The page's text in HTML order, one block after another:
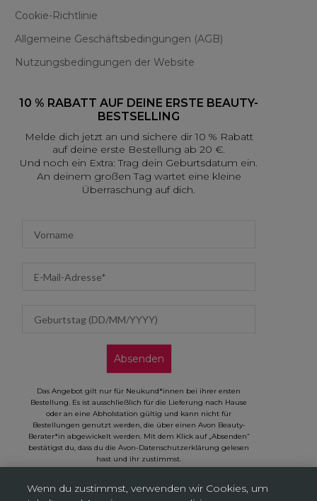
Cookie-Richtlinie
Allgemeine Geschäftsbedingungen (AGB)
Nutzungsbedingungen der Website
10 % RABATT AUF DEINE ERSTE BEAUTY-
BESTSELLING
Melde dich jetzt an und sichere dir 10 % Rabatt
auf deine erste Bestellung ab 20 €.
Und noch ein Extra: Trag dein Geburtsdatum ein.
An deinem großen Tag wartet eine kleine
Überraschung auf dich.
Absenden
Das Angebot gilt nur für Neukund*innen bei ihrer ersten
Bestellung. Es ist ausschließlich für die Lieferung nach Hause
oder an eine Abholstation gültig und kann nicht für
Bestellungen genutzt werden, die über einen Avon Beauty-
Berater*in abgewickelt werden. Mit dem Klick auf „Absenden“
bestätigst du, dass du die Avon-Datenschutzerklärung gelesen
hast und ihr zustimmst.
Wenn du zustimmst, verwenden wir Cookies, um